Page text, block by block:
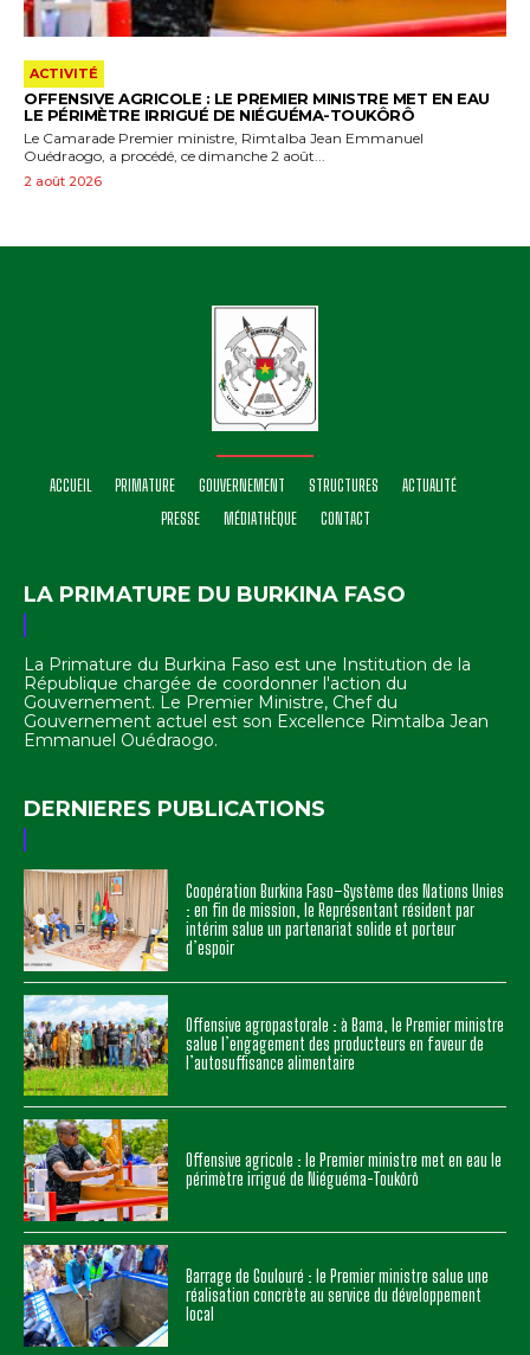
ACTIVITÉ
OFFENSIVE AGRICOLE : LE PREMIER MINISTRE MET EN EAU
LE PÉRIMÈTRE IRRIGUÉ DE NIÉGUÉMA-TOUKÔRÔ
Le Camarade Premier ministre, Rimtalba Jean Emmanuel
Ouédraogo, a procédé, ce dimanche 2 août...
2 août 2026
ACCUEIL PRIMATURE GOUVERNEMENT STRUCTURES
ACTUALITÉ
PRESSE
MÉDIATHÈQUE CONTACT
LA PRIMATURE DU BURKINA FASO
La Primature du Burkina Faso est une Institution de la
République chargée de coordonner l'action du
Gouvernement. Le Premier Ministre, Chef du
Gouvernement actuel est son Excellence Rimtalba Jean
Emmanuel Ouédraogo.
DERNIERES PUBLICATIONS
Coopération Burkina Faso–Système des Nations Unies
: en fin de mission, le Représentant résident par
intérim salue un partenariat solide et porteur
d’espoir
Offensive agropastorale : à Bama, le Premier ministre
salue l’engagement des producteurs en faveur de
l’autosuffisance alimentaire
Offensive agricole : le Premier ministre met en eau le
périmètre irrigué de Niéguéma-Toukôrô
Barrage de Goulouré : le Premier ministre salue une
réalisation concrète au service du développement
local